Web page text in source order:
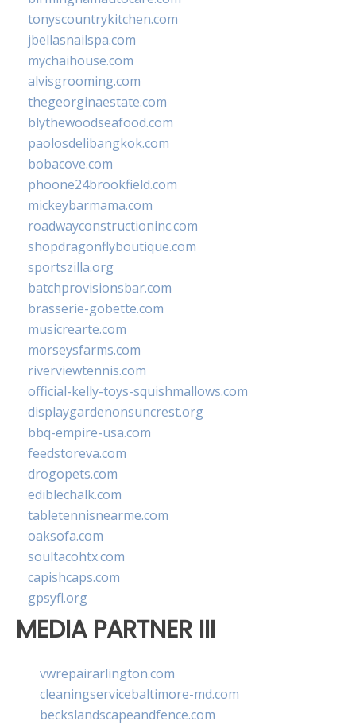
tonyscountrykitchen.com
jbellasnailspa.com
mychaihouse.com
alvisgrooming.com
thegeorginaestate.com
blythewoodseafood.com
paolosdelibangkok.com
bobacove.com
phoone24brookfield.com
mickeybarmama.com
roadwayconstructioninc.com
shopdragonflyboutique.com
sportszilla.org
batchprovisionsbar.com
brasserie-gobette.com
musicrearte.com
morseysfarms.com
riverviewtennis.com
official-kelly-toys-squishmallows.com
displaygardenonsuncrest.org
bbq-empire-usa.com
feedstoreva.com
drogopets.com
ediblechalk.com
tabletennisnearme.com
oaksofa.com
soultacohtx.com
capishcaps.com
gpsyfl.org
MEDIA PARTNER III
vwrepairarlington.com
cleaningservicebaltimore-md.com
beckslandscapeandfence.com